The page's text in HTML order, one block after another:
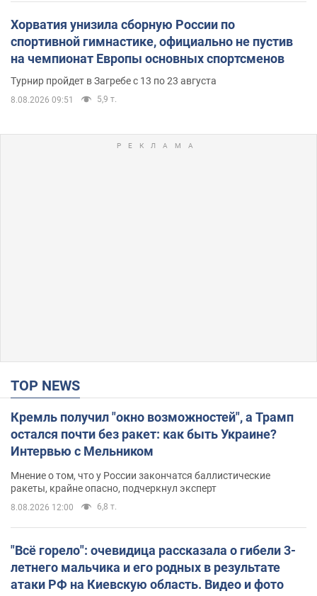
Хорватия унизила сборную России по
спортивной гимнастике, официально не пустив
на чемпионат Европы основных спортсменов
Турнир пройдет в Загребе с 13 по 23 августа
8.08.2026 09:51 5,9 т.
TOP NEWS
Кремль получил "окно возможностей", а Трамп
остался почти без ракет: как быть Украине?
Интервью с Мельником
Мнение о том, что у России закончатся баллистические
ракеты, крайне опасно, подчеркнул эксперт
8.08.2026 12:00 6,8 т.
"Всё горело": очевидица рассказала о гибели 3-
летнего мальчика и его родных в результате
атаки РФ на Киевскую область. Видео и фото